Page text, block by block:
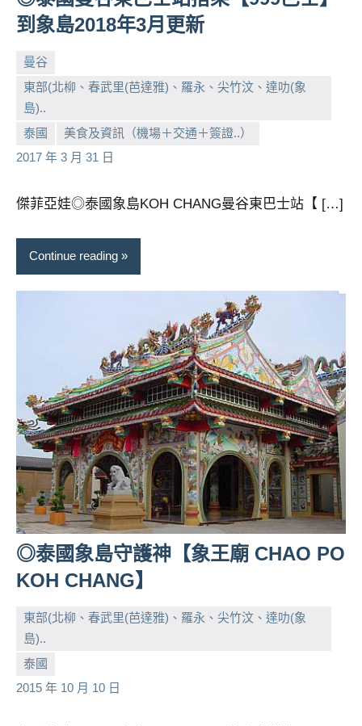
到象島2018年3月更新
曼谷
東部(北柳、春武里(芭達雅)、羅永、尖竹汶、達叻(象
島)..
泰國
美食及資訊（機場＋交通＋簽證..）
2017 年 3 月 31 日
芳
comments
傑菲亞娃◎泰國象島KOH CHANG曼谷東巴士站【 […]
Continue reading
◎泰國象島守護神【象王廟 CHAO PO
KOH CHANG】
東部(北柳、春武里(芭達雅)、羅永、尖竹汶、達叻(象
島)..
泰國
2015 年 10 月 10 日
小
芳
No
comments